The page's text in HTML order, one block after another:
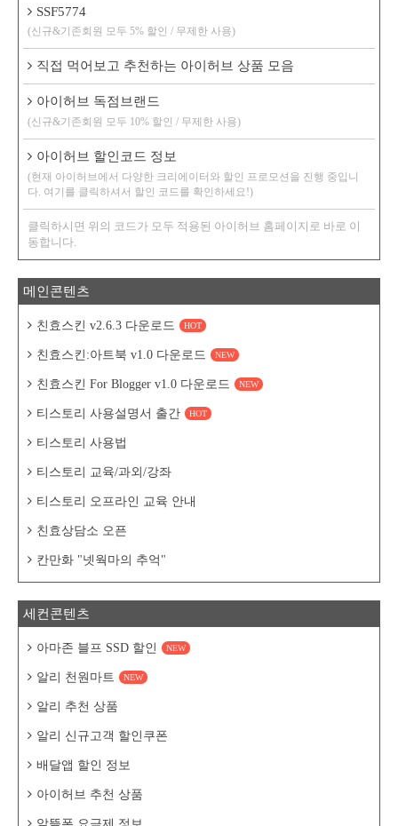
SSF5774
(신규&기존회원 모두 5% 할인 / 무제한 사용)
직접 먹어보고 추천하는 아이허브 상품 모음
아이허브 독점브랜드
(신규&기존회원 모두 10% 할인 / 무제한 사용)
아이허브 할인코드 정보
(현재 아이허브에서 다양한 크리에이터와 할인 프로모션을 진행 중입니
다. 여기를 클릭하셔서 할인 코드를 확인하세요!)
클릭하시면 위의 코드가 모두 적용된 아이허브 홈페이지로 바로 이
동합니다.
메인콘텐츠
친효스킨 v2.6.3 다운로드 HOT
친효스킨:아트북 v1.0 다운로드 NEW
친효스킨 For Blogger v1.0 다운로드 NEW
티스토리 사용설명서 출간 HOT
티스토리 사용법
티스토리 교육/과외/강좌
티스토리 오프라인 교육 안내
친효상담소 오픈
칸만화 "넷웍마의 추억"
세컨콘텐츠
아마존 블프 SSD 할인 NEW
알리 천원마트 NEW
알리 추천 상품
알리 신규고객 할인쿠폰
배달앱 할인 정보
아이허브 추천 상품